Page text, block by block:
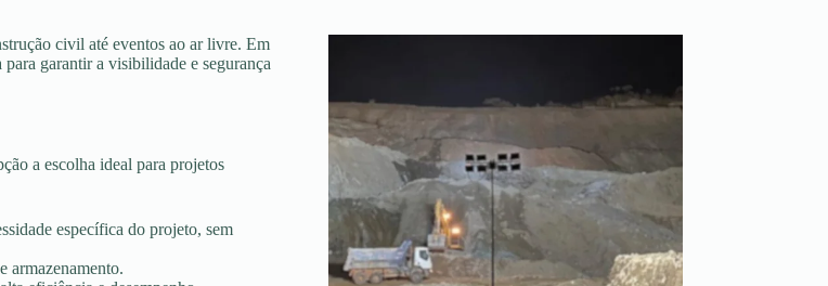
civil até eventos ao ar livre. Em
garantir a visibilidade e segurança
a escolha ideal para projetos
específica do projeto, sem
armazenamento.